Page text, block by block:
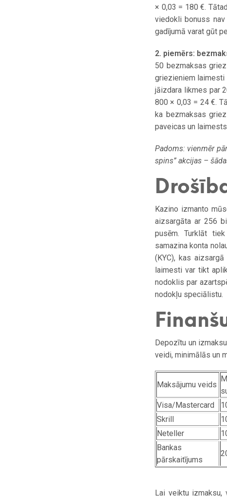
× 0,03 = 180 €.
viedokli bonuss
gadījumā varat gūt
2. piemērs:
50 bezmaksas
griezieniem laimesti
jāizdara likmes par
800 × 0,03 = 24 €.
ka bezmaksas
paveicas un
Padoms: vienmēr
spins” akcijas –
Kazino izmanto
aizsargāta ar 256
pusēm. Turklāt
samazina konta
(KYC), kas
laimesti var tikt
nodoklis par
nodokļu speciālistu.
Depozītu un
veidi, minimālās un
Maksājumu veids
Visa/Mastercard
Skrill
Neteller
Bankas
pārskaitījums
Lai veiktu izmaksu,